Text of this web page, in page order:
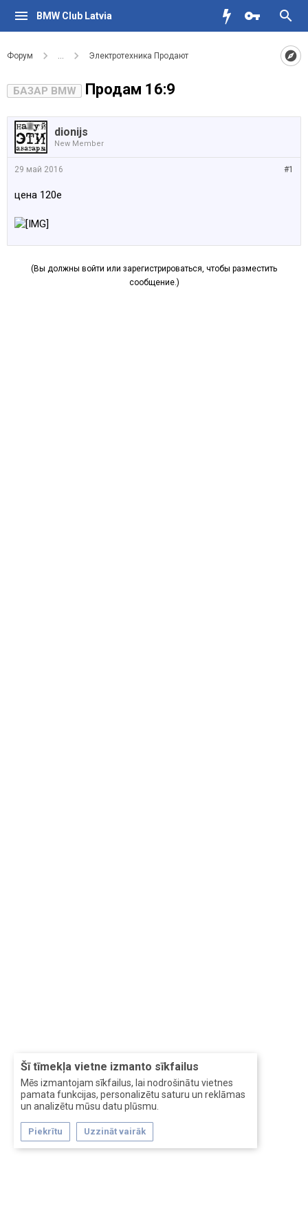
BMW Club Latvia
Форум ... Электротехника Продают
Šī tīmekļa vietne izmanto sīkfailus
Mēs izmantojam sīkfailus, lai nodrošinātu vietnes
pamata funkcijas, personalizētu saturu un reklāmas
un analizētu mūsu datu plūsmu.
Piekrītu Uzzināt vairāk
БАЗАР BMW Продам 16:9
dionijs
New Member
#1
29 май 2016
цена 120е
(Вы должны войти или зарегистрироваться, чтобы разместить
сообщение.)